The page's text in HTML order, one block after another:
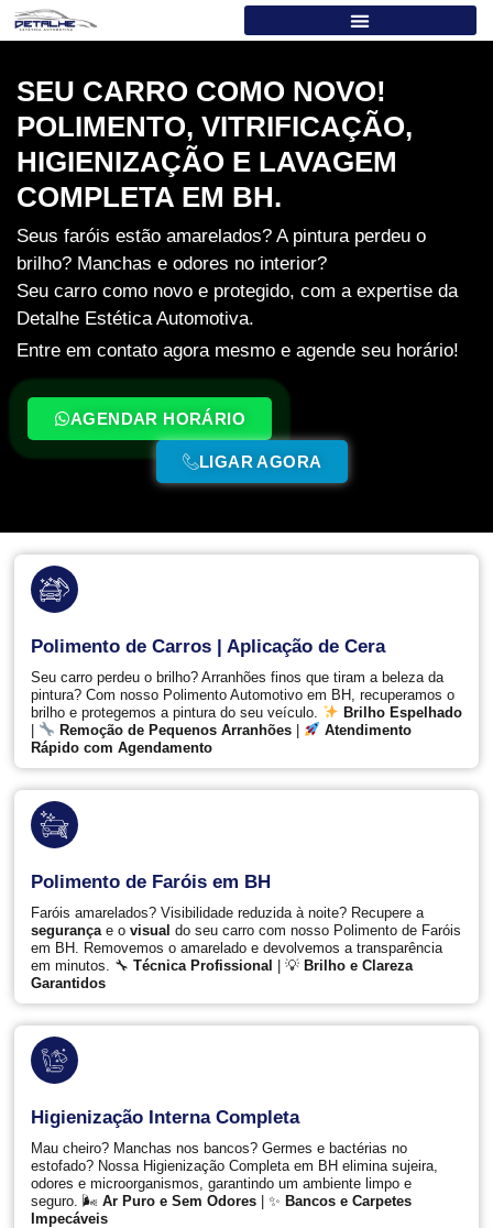
SEU CARRO COMO NOVO!
POLIMENTO, VITRIFICAÇÃO,
HIGIENIZAÇÃO E LAVAGEM
COMPLETA EM BH.
Seus faróis estão amarelados? A pintura perdeu o
brilho? Manchas e odores no interior?
Seu carro como novo e protegido, com a expertise da
Detalhe Estética Automotiva.
Entre em contato agora mesmo e agende seu horário!
AGENDAR HORÁRIO
LIGAR AGORA
Polimento de Carros | Aplicação de Cera
Seu carro perdeu o brilho? Arranhões finos que tiram a beleza da
pintura? Com nosso Polimento Automotivo em BH, recuperamos o
brilho e protegemos a pintura do seu veículo.
Brilho Espelhado
Remoção de Pequenos Arranhões|
Atendimento
Rápido com Agendamento
Polimento de Faróis em BH
Faróis amarelados? Visibilidade reduzida à noite? Recupere a
segurança e o visual do seu carro com nosso Polimento de Faróis
em BH. Removemos o amarelado e devolvemos a transparência
em minutos. 🔧 Técnica Profissional | 💡 Brilho e Clareza
Garantidos
Higienização Interna Completa
Mau cheiro? Manchas nos bancos? Germes e bactérias no
estofado? Nossa Higienização Completa em BH elimina sujeira,
odores e microorganismos, garantindo um ambiente limpo e
seguro. 🌬️ Ar Puro e Sem Odores | ✨ Bancos e Carpetes
Impecáveis